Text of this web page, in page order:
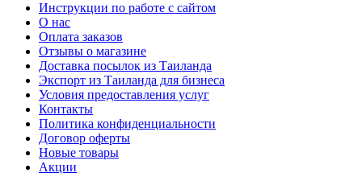
Инструкции по работе с сайтом
О нас
Оплата заказов
Отзывы о магазине
Доставка посылок из Таиланда
Экспорт из Таиланда для бизнеса
Условия предоставления услуг
Контакты
Политика конфиденциальности
Договор оферты
Новые товары
Акции